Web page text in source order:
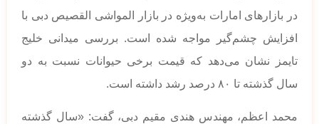
در بازارهای امارات به‌ویژه در بازار المواشی القصیص دبی با
افزایش چشم‌گیر مواجه شده است. بررسی میدانی خلیج
تایمز نشان می‌دهد که قیمت برخی حیوانات نسبت به دو
سال گذشته تا ۸۰ درصد رشد داشته است.
محمد اعظم، مهندس هندی مقیم دبی، گفت: «سال گذشته